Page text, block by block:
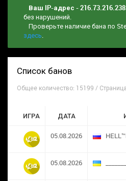
Ваш IP-адрес - 216.73.216.238
без нарушений.
Проверьте наличие бана по
здесь.
Список банов
Общее количество: 15199 /
ИГРА ДАТА
05.08.2026
05.08.2026